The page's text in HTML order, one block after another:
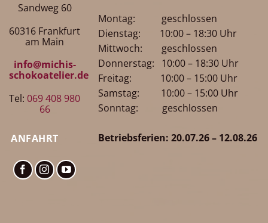
Sandweg 60
60316 Frankfurt
am Main
info@michis-
schokoatelier.de
Tel:069 408 980
66
ANFAHRT
Montag: geschlossen
Dienstag: 10:00 – 18:30 Uhr
Mittwoch: geschlossen
Donnerstag: 10:00 – 18:30 Uhr
Freitag: 10:00 – 15:00 Uhr
Samstag: 10:00 – 15:00 Uhr
Sonntag: geschlossen
Betriebsferien: 20.07.26 – 12.08.26